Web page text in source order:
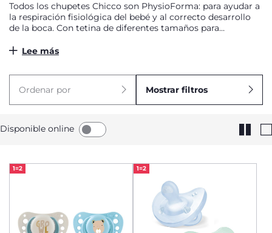
Todos los chupetes Chicco son PhysioForma: para ayudar a
la respiración fisiológica del bebé y al correcto desarrollo
de la boca. Con tetina de diferentes tamaños para
Lee más
Ordenar por Mostrar filtros
Disponible online
1=2 1=2